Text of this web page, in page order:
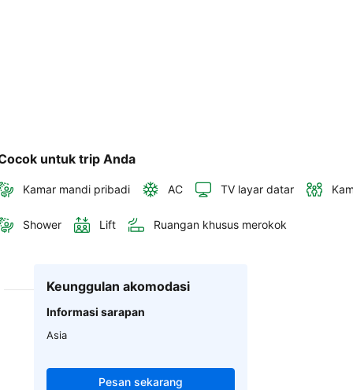
untuk trip Anda
Kamar mandi pribadi AC TV layar datar
Shower Lift Ruangan khusus merokok
Keunggulan akomodasi
Informasi sarapan
Asia
Pesan sekarang